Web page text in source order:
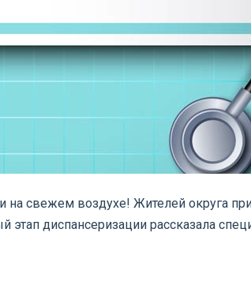
свежем воздухе! Жителей округа
диспансеризации рассказала